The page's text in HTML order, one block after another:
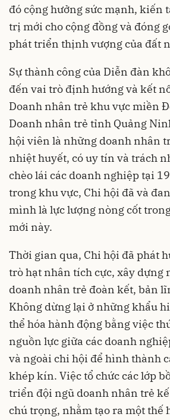
đó cộng hưởng sức mạnh, kiến
trị mới cho cộng đồng và đóng
phát triển thịnh vượng của đất
Sự thành công của Diễn đàn
đến vai trò định hướng và kết
Doanh nhân trẻ khu vực miền
Doanh nhân trẻ tỉnh Quảng
hội viên là những doanh nhân
nhiệt huyết, có uy tín và trách
chèo lái các doanh nghiệp tại
trong khu vực, Chi hội đã và
mình là lực lượng nòng cốt
mới này.
Thời gian qua, Chi hội đã phát
trò hạt nhân tích cực, xây dựng
doanh nhân trẻ đoàn kết, bản
Không dừng lại ở những khẩu
thể hóa hành động bằng việc
nguồn lực giữa các doanh
và ngoài chi hội để hình thành
khép kín. Việc tổ chức các lớp
triển đội ngũ doanh nhân trẻ
chú trọng, nhằm tạo ra một thế